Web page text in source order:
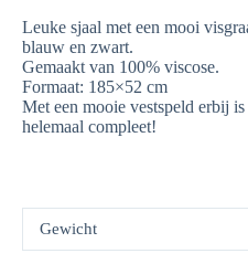
Leuke sjaal met een mooi
blauw en zwart.
Gemaakt van 100% viscose.
Formaat: 185×52 cm
Met een mooie vestspeld erbij
helemaal compleet!
Gewicht